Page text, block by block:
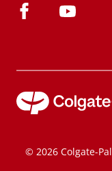
© 2026 Colgate-